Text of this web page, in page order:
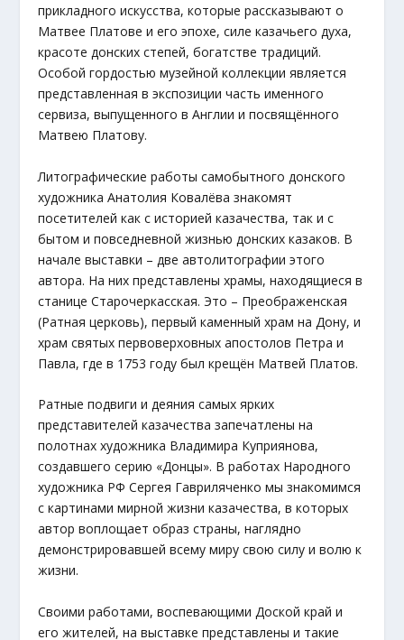
прикладного искусства, которые рассказывают о
Матвее Платове и его эпохе, силе казачьего духа,
красоте донских степей, богатстве традиций.
Особой гордостью музейной коллекции является
представленная в экспозиции часть именного
сервиза, выпущенного в Англии и посвящённого
Матвею Платову.
Литографические работы самобытного донского
художника Анатолия Ковалёва знакомят
посетителей как с историей казачества, так и с
бытом и повседневной жизнью донских казаков. В
начале выставки – две автолитографии этого
автора. На них представлены храмы, находящиеся в
станице Старочеркасская. Это – Преображенская
(Ратная церковь), первый каменный храм на Дону, и
храм святых первоверховных апостолов Петра и
Павла, где в 1753 году был крещён Матвей Платов.
Ратные подвиги и деяния самых ярких
представителей казачества запечатлены на
полотнах художника Владимира Куприянова,
создавшего серию «Донцы». В работах Народного
художника РФ Сергея Гавриляченко мы знакомимся
с картинами мирной жизни казачества, в которых
автор воплощает образ страны, наглядно
демонстрировавшей всему миру свою силу и волю к
жизни.
Своими работами, воспевающими Доской край и
его жителей, на выставке представлены и такие